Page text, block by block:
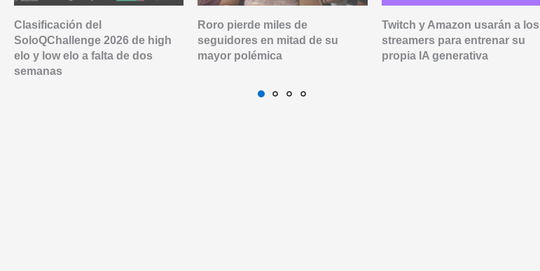
Clasificación del
SoloQChallenge 2026 de high
elo y low elo a falta de dos
semanas
Roro pierde miles de
seguidores en mitad de su
mayor polémica
Twitch y Amazon usarán a los
streamers para entrenar su
propia IA generativa